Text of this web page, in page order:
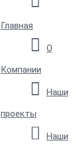
Главная
О
Компании
Наши
проекты
Наши